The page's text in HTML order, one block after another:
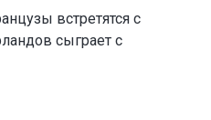
встретятся с
сыграет с